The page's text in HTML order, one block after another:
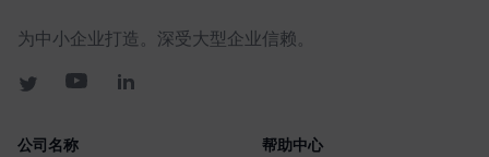
为中小企业打造。深受大型企业信赖。
公司名称 帮助中心